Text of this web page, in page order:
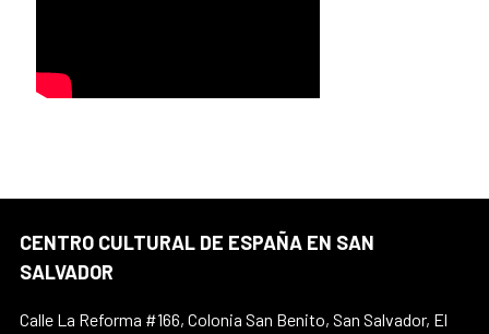
CENTRO CULTURAL DE ESPAÑA EN SAN
SALVADOR
Calle La Reforma #166, Colonia San Benito, San Salvador, El